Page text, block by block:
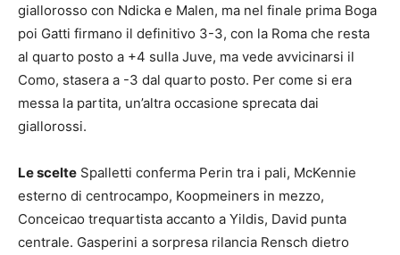
giallorosso con Ndicka e Malen, ma nel finale prima Boga
poi Gatti firmano il definitivo 3-3, con la Roma che resta
al quarto posto a +4 sulla Juve, ma vede avvicinarsi il
Como, stasera a -3 dal quarto posto. Per come si era
messa la partita, un’altra occasione sprecata dai
giallorossi.
Le scelte Spalletti conferma Perin tra i pali, McKennie
esterno di centrocampo, Koopmeiners in mezzo,
Conceicao trequartista accanto a Yildis, David punta
centrale. Gasperini a sorpresa rilancia Rensch dietro